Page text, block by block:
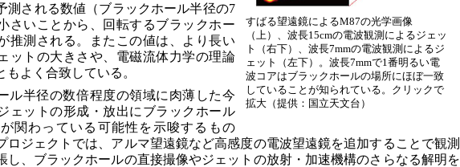
すばる望遠鏡によるM87の光学画像
（上）、波長15cmの電波観測によるジェッ
ト（右下）、波長7mmの電波観測によるジ
ェット（左下）。波長7mmで1番明るい電
波コアはブラックホールの場所にほぼ一致
していることが知られている。クリックで
拡大（提供：国立天文台）
測される数値（ブラックホール半径の7
さいことから、回転するブラックホー
推測される。またこの値は、より長い
ットの大きさや、電磁流体力学の理論
もよく合致している。
ル半径の数倍程度の領域に肉薄した今
ェットの形成・放出にブラックホール
関わっている可能性を示唆するもの
ロジェクトでは、アルマ望遠鏡など高感度の電波望遠鏡を追加することで観測
し、ブラックホールの直接撮像やジェットの放射・加速機構のさらなる解明を